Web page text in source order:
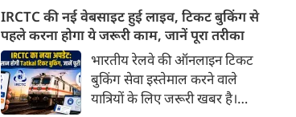
भू-राजनीति से लेकर कृत्रिम
बुद्धिमत्ता, जलवायु परिवर्तन से लेकर
क्रिकेट तक हर विषय पर बहस कर
सकते हैं, तो उस जीव पर भी एक
गंभीर चर्चा बनती है जिसने किसी भी
सभ्यता से पहले इंसान का साथ चुना
IRCTC की नई वेबसाइट हुई लाइव, टिकट बुकिंग से
पहले करना होगा ये जरूरी काम, जानें पूरा तरीका
भारतीय रेलवे की ऑनलाइन टिकट
बुकिंग सेवा इस्तेमाल करने वाले
यात्रियों के लिए जरूरी खबर है।